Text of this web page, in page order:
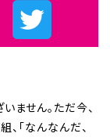
ません。ただ今、
「なんなんだ、